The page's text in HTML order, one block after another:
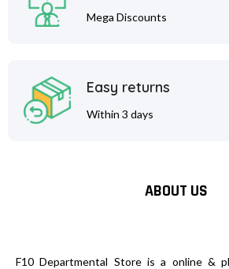
Mega Discounts
Easy returns
Within 3 days
ABOUT US
F10 Departmental Store is a online &